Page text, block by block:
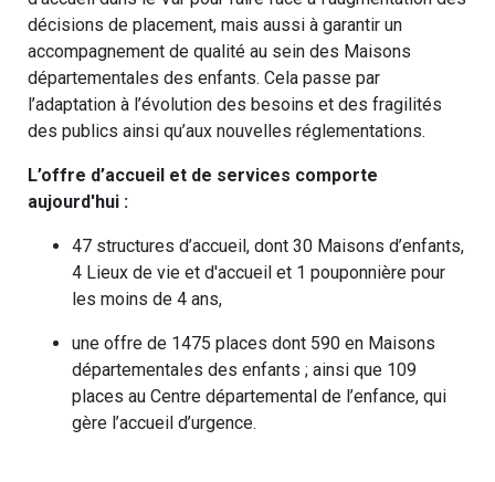
décisions de placement, mais aussi à garantir un
accompagnement de qualité au sein des Maisons
départementales des enfants. Cela passe par
l’adaptation à l’évolution des besoins et des fragilités
des publics ainsi qu’aux nouvelles réglementations.
L’offre d’accueil et de services comporte
aujourd'hui :
47 structures d’accueil, dont 30 Maisons d’enfants,
4 Lieux de vie et d'accueil et 1 pouponnière pour
les moins de 4 ans,
une offre de 1475 places dont 590 en Maisons
départementales des enfants ; ainsi que 109
places au Centre départemental de l’enfance, qui
gère l’accueil d’urgence.